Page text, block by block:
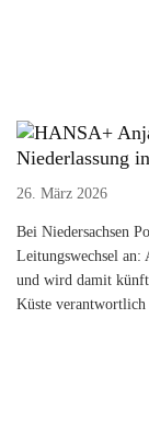
Niederlassung
26. März 2026
Bei Niedersachsen
Leitungswechsel an:
und wird damit
Küste verantwortlich